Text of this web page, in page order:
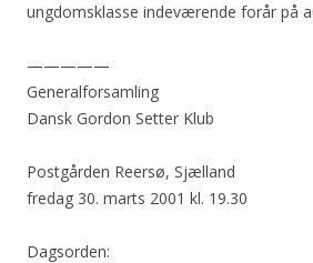
ungdomsklasse indeværende forår på
—————
Generalforsamling
Dansk Gordon Setter Klub
Postgården Reersø, Sjælland
fredag 30. marts 2001 kl. 19.30
Dagsorden: